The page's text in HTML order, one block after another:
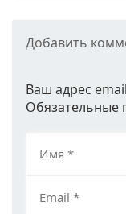
Добавить
Ваш адрес
Обязательные